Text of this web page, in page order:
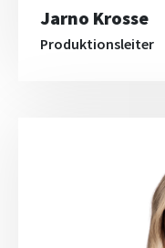
Jarno Krosse
Produktionsleiter